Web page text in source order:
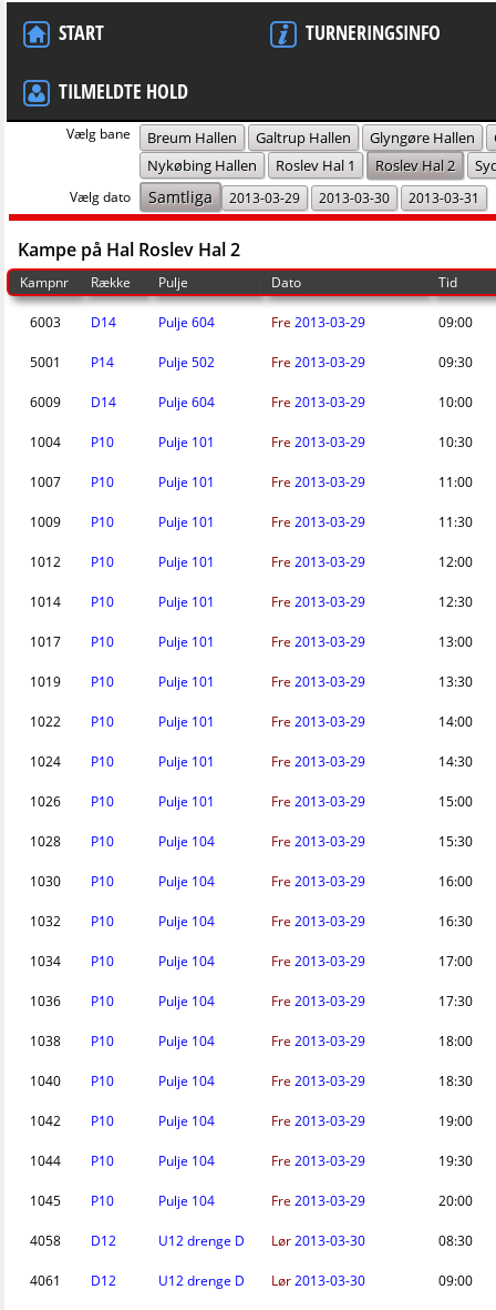
START TURNERINGSINFO
TILMELDTE HOLD
Vælg bane Breum Hallen Galtrup Hallen Glyngøre Hallen
Nykøbing Hallen
Roslev Hal 1 Roslev Hal 2
Vælg dato Samtliga 2013-03-29 2013-03-30 2013-03-31
Kampe på Hal Roslev Hal 2
Kampnr Række Pulje Dato Tid
6003 D14 Pulje 604 Fre 2013-03-29 09:00
5001 P14 Pulje 502 Fre 2013-03-29 09:30
6009 D14 Pulje 604 Fre 2013-03-29 10:00
1004 P10 Pulje 101 Fre 2013-03-29 10:30
1007 P10 Pulje 101 Fre 2013-03-29 11:00
1009 P10 Pulje 101 Fre 2013-03-29 11:30
1012 P10 Pulje 101 Fre 2013-03-29 12:00
1014 P10 Pulje 101 Fre 2013-03-29 12:30
1017 P10 Pulje 101 Fre 2013-03-29 13:00
1019 P10 Pulje 101 Fre 2013-03-29 13:30
1022 P10 Pulje 101 Fre 2013-03-29 14:00
1024 P10 Pulje 101 Fre 2013-03-29 14:30
1026 P10 Pulje 101 Fre 2013-03-29 15:00
1028 P10 Pulje 104 Fre 2013-03-29 15:30
1030 P10 Pulje 104 Fre 2013-03-29 16:00
1032 P10 Pulje 104 Fre 2013-03-29 16:30
1034 P10 Pulje 104 Fre 2013-03-29 17:00
1036 P10 Pulje 104 Fre 2013-03-29 17:30
1038 P10 Pulje 104 Fre 2013-03-29 18:00
1040 P10 Pulje 104 Fre 2013-03-29 18:30
1042 P10 Pulje 104 Fre 2013-03-29 19:00
1044 P10 Pulje 104 Fre 2013-03-29 19:30
1045 P10 Pulje 104 Fre 2013-03-29 20:00
4058 D12 U12 drenge D Lør2013-03-30 08:30
4061 D12 U12 drenge D Lør2013-03-30 09:00